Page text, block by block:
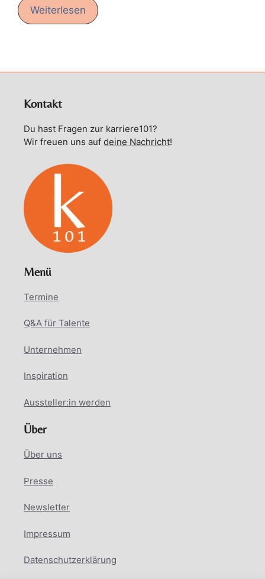
Weiterlesen
Kontakt
Du hast Fragen zur karriere101?
Wir freuen uns auf deine Nachricht!
Menü
Termine
Q&A für Talente
Unternehmen
Inspiration
Aussteller:in werden
Über
Über uns
Presse
Newsletter
Impressum
Datenschutzerklärung